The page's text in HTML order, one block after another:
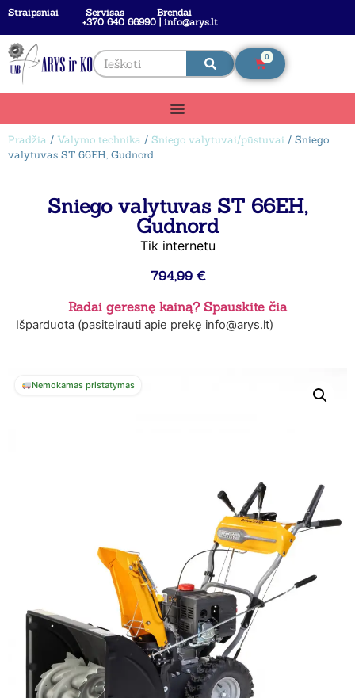
Straipsniai Servisas
Brendai
+370 640 66990 | info@arys.lt
0
Pradžia / Valymo technika / Sniego valytuvai/pūstuvai / Sniego
valytuvas ST 66EH, Gudnord
Sniego valytuvas ST 66EH,
Gudnord
Tik internetu
794,99 €
Radai geresnę kainą? Spauskite čia
Išparduota (pasiteirauti apie prekę info@arys.lt)
Nemokamas pristatymas